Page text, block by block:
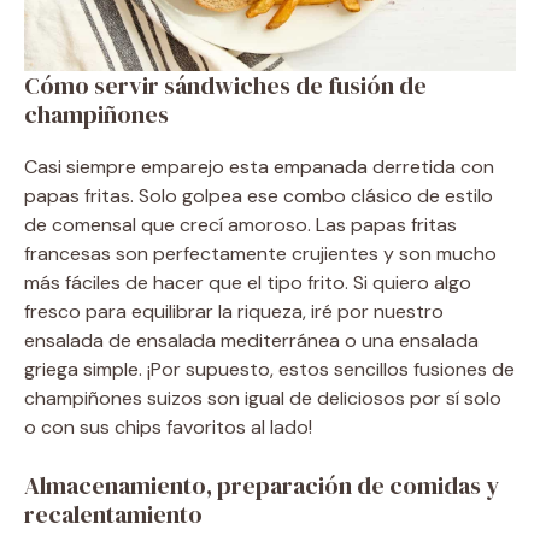
Cómo servir sándwiches de fusión de
champiñones
Casi siempre emparejo esta empanada derretida con
papas fritas. Solo golpea ese combo clásico de estilo
de comensal que crecí amoroso. Las papas fritas
francesas son perfectamente crujientes y son mucho
más fáciles de hacer que el tipo frito. Si quiero algo
fresco para equilibrar la riqueza, iré por nuestro
ensalada de ensalada mediterránea o una ensalada
griega simple. ¡Por supuesto, estos sencillos fusiones de
champiñones suizos son igual de deliciosos por sí solo
o con sus chips favoritos al lado!
Almacenamiento, preparación de comidas y
recalentamiento